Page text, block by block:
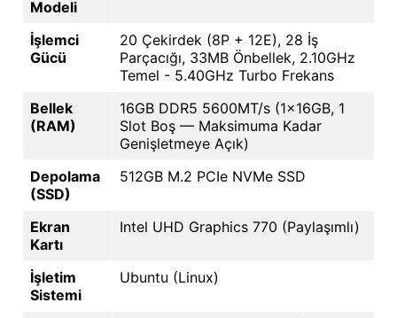
Modeli
İşlemci
Gücü
20 Çekirdek (8P + 12E), 28 İş
Parçacığı, 33MB Önbellek, 2.10GHz
Temel - 5.40GHz Turbo Frekans
Bellek
(RAM)
16GB DDR5 5600MT/s (1x16GB, 1
Slot Boş — Maksimuma Kadar
Genişletmeye Açık)
Depolama
(SSD)
512GB M.2 PCIe NVMe SSD
Ekran
Kartı
Intel UHD Graphics 770 (Paylaşımlı)
İşletim
Sistemi
Ubuntu (Linux)